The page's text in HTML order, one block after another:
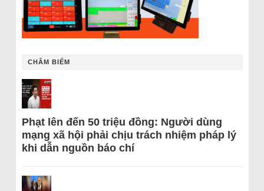
CHÂM BIẾM
Phạt lên đến 50 triệu đồng: Người dùng
mạng xã hội phải chịu trách nhiệm pháp lý
khi dẫn nguồn báo chí